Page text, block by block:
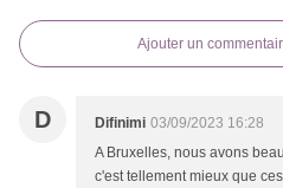
Ajouter un
D Difinimi 03/09/2023 16:28
A Bruxelles, nous avons
c'est tellement mieux que